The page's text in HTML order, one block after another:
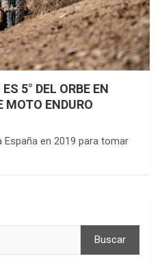
5° DEL ORBE EN
MOTO ENDURO
en 2019 para tomar
Buscar